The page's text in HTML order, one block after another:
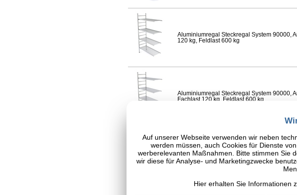
Aluminiumregal Steckregal System 90000,
120 kg, Feldlast 600 kg
Aluminiumregal Steckregal System 90000,
Fachlast 120 kg, Feldlast 600 kg
Aluminiumregal Steckregal System 90000,
120 kg, Feldlast 600 kg
Auf unserer Webseite verwenden wir neben
werden müssen, auch Cookies für Dienste
werberelevanten Maßnahmen. Bitte stimmen Sie
wir diese für Analyse- und Marketingzwecke
Hier erhalten Sie Informationen